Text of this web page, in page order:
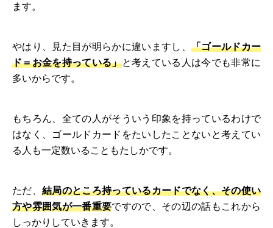
ます。
やはり、見た目が明らかに違いますし、 「ゴールドカー
ド＝お金を持っている」と考えている人は今でも非常に
多いからです。
もちろん、全ての人がそういう印象を持っているわけで
はなく、ゴールドカードをたいしたことないと考えてい
る人も一定数いることもたしかです。
ただ、 結局のところ持っているカードでなく、その使い
方や雰囲気が一番重要ですので、その辺の話もこれから
しっかりしていきます。